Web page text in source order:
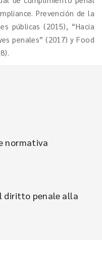
Prevención de la
públicas (2015), “Hacia
penales” (2017) y Food
normativa
diritto penale alla